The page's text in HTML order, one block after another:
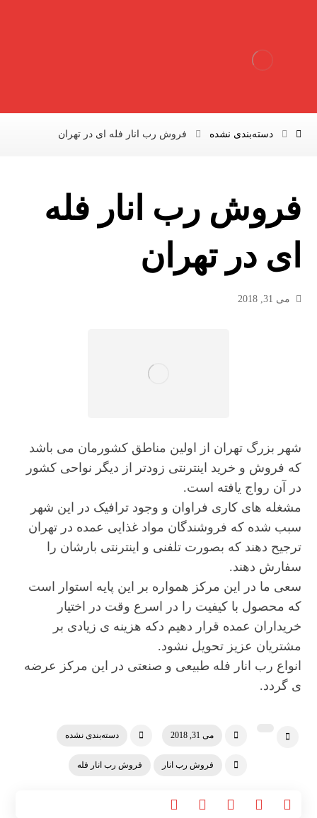
دسته‌بندی نشده فروش رب انار فله ای در تهران
فروش رب انار فله
ای در تهران
می 31, 2018
شهر بزرگ تهران از اولین مناطق کشورمان می باشد
که فروش و خرید اینترنتی زودتر از دیگر نواحی کشور
در آن رواج یافته است.
مشغله های کاری فراوان و وجود ترافیک در این شهر
سبب شده که فروشندگان مواد غذایی عمده در تهران
ترجیح دهند که بصورت تلفنی و اینترنتی بارشان را
سفارش دهند.
سعی ما در این مرکز همواره بر این پایه استوار است
که محصول با کیفیت را در اسرع وقت در اختیار
خریداران عمده قرار دهیم دکه هزینه ی زیادی بر
مشتریان عزیز تحویل نشود.
انواع رب انار فله طبیعی و صنعتی در این مرکز عرضه
ی گردد.
می 31, 2018 دسته‌بندی نشده
فروش رب انار فروش رب انار فله